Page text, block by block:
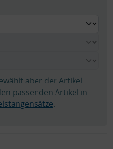
aber der Artikel
passenden Artikel in
.